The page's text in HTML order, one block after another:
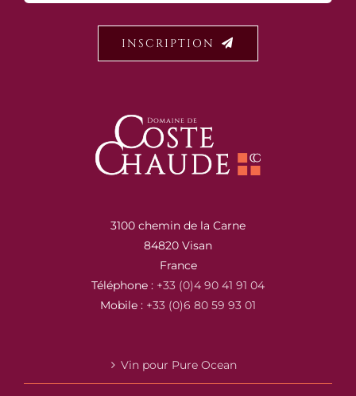
INSCRIPTION
3100 chemin de la Carne
84820 Visan
France
Téléphone : +33 (0)4 90 41 91 04
Mobile : +33 (0)6 80 59 93 01
Vin pour Pure Ocean